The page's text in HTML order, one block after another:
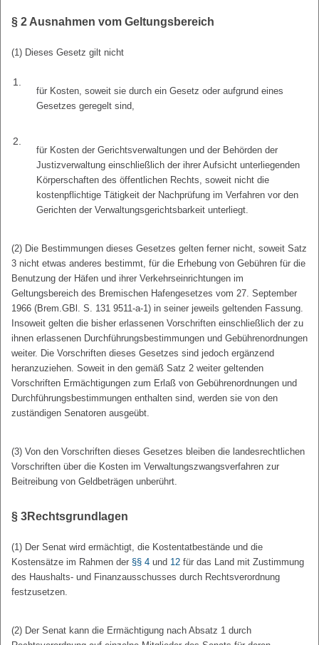
§ 2 Ausnahmen vom Geltungsbereich
(1) Dieses Gesetz gilt nicht
1.
für Kosten, soweit sie durch ein Gesetz oder aufgrund eines
Gesetzes geregelt sind,
2.
für Kosten der Gerichtsverwaltungen und der Behörden der
Justizverwaltung einschließlich der ihrer Aufsicht unterliegenden
Körperschaften des öffentlichen Rechts, soweit nicht die
kostenpflichtige Tätigkeit der Nachprüfung im Verfahren vor den
Gerichten der Verwaltungsgerichtsbarkeit unterliegt.
(2) Die Bestimmungen dieses Gesetzes gelten ferner nicht, soweit Satz
3 nicht etwas anderes bestimmt, für die Erhebung von Gebühren für die
Benutzung der Häfen und ihrer Verkehrseinrichtungen im
Geltungsbereich des Bremischen Hafengesetzes vom 27. September
1966 (Brem.GBl. S. 131 9511-a-1) in seiner jeweils geltenden Fassung.
Insoweit gelten die bisher erlassenen Vorschriften einschließlich der zu
ihnen erlassenen Durchführungsbestimmungen und Gebührenordnungen
weiter. Die Vorschriften dieses Gesetzes sind jedoch ergänzend
heranzuziehen. Soweit in den gemäß Satz 2 weiter geltenden
Vorschriften Ermächtigungen zum Erlaß von Gebührenordnungen und
Durchführungsbestimmungen enthalten sind, werden sie von den
zuständigen Senatoren ausgeübt.
(3) Von den Vorschriften dieses Gesetzes bleiben die landesrechtlichen
Vorschriften über die Kosten im Verwaltungszwangsverfahren zur
Beitreibung von Geldbeträgen unberührt.
§ 3Rechtsgrundlagen
(1) Der Senat wird ermächtigt, die Kostentatbestände und die
Kostensätze im Rahmen der §§ 4 und 12 für das Land mit Zustimmung
des Haushalts- und Finanzausschusses durch Rechtsverordnung
festzusetzen.
(2) Der Senat kann die Ermächtigung nach Absatz 1 durch